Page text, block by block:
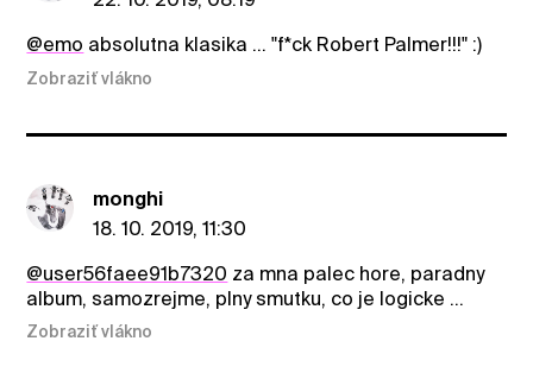
@emo absolutna klasika ... "f*ck Robert Palmer!!!" :)
Zobraziť vlákno
monghi
18. 10. 2019, 11:30
@user56faee91b7320 za mna palec hore, paradny
album, samozrejme, plny smutku, co je logicke ...
Zobraziť vlákno